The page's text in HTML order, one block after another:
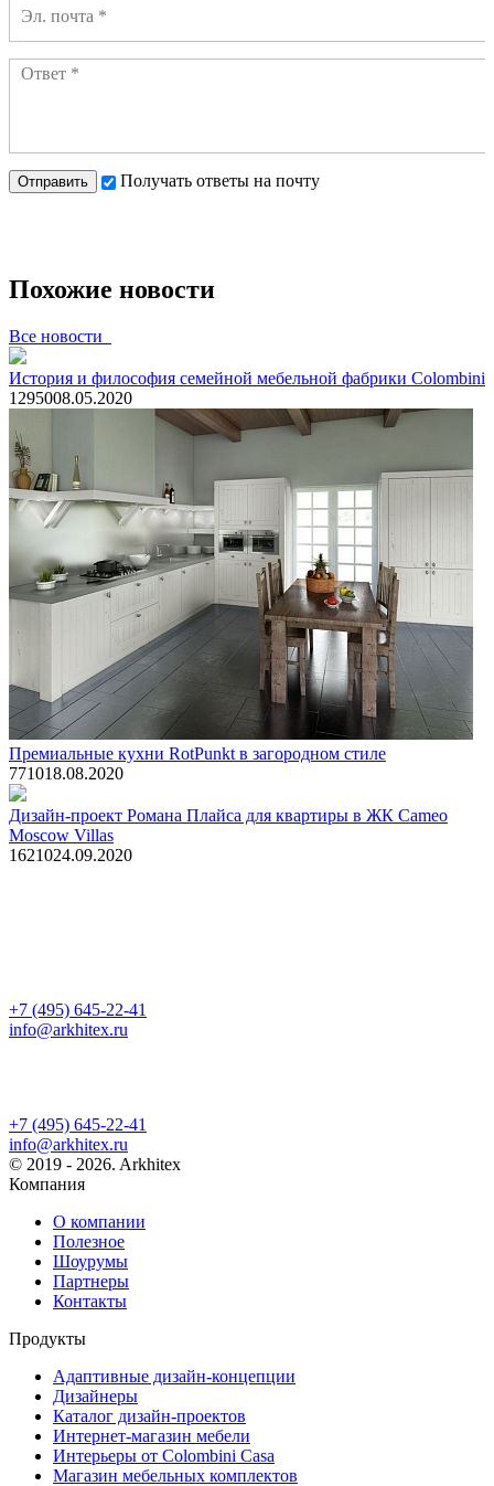
Отправить Получать ответы на почту
Похожие новости
Все новости
История и философия семейной мебельной фабрики Colombini
1295008.05.2020
Премиальные кухни RotPunkt в загородном стиле
771018.08.2020
Дизайн-проект Романа Плайса для квартиры в ЖК Cameo
Moscow Villas
1621024.09.2020
+7 (495) 645-22-41
info@arkhitex.ru
+7 (495) 645-22-41
info@arkhitex.ru
© 2019 - 2026. Arkhitex
Компания
О компании
Полезное
Шоурумы
Партнеры
Контакты
Продукты
Адаптивные дизайн-концепции
Дизайнеры
Каталог дизайн-проектов
Интернет-магазин мебели
Интерьеры от Colombini Casa
Магазин мебельных комплектов